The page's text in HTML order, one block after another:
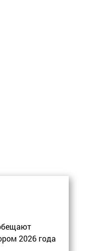
2026 года